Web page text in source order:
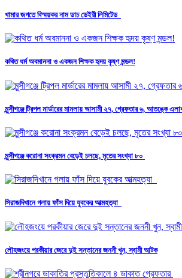
খামার জগতে বিস্ময়কর নাম ডাচ ডেইরী লিমিটেড
কথিত ধর্ম অবমাননা ও একজন শিক্ষক হৃদয় কৃষ্ণ মন্ডল!
মুন্সীগঞ্জে ট্রিপল মার্ডারের মামলায় আসামী ২৭, গ্রেফতার ৬, আতঙ্কে
মুন্সীগঞ্জে করোনা সংক্রমন বেড়েই চলছে, মৃতের সংখ্যা ৮০
সিরাজদিখানে গলায় ফাঁস দিয়ে যুবকের আত্মহত্যা
লৌহজংয়ে পরকীয়ার জেরে দুই সন্তানের জননী খুন, স্বামী আটক